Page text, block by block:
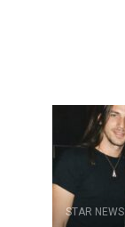
STAR NEWS